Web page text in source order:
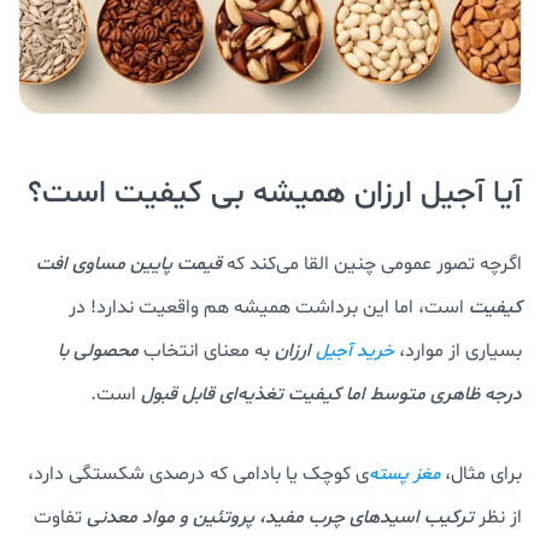
آیا آجیل ارزان همیشه بی کیفیت است؟
اگرچه تصور عمومی چنین القا می‌کند کهقیمت پایین مساوی افت
کیفیت است، اما این برداشت همیشه هم واقعیت ندارد! در
بسیاری از موارد، خرید آجیلارزانبه معنای انتخابمحصولی با
درجه ظاهری متوسط اما کیفیت تغذیه‌ای قابل قبول است.
برای مثال،مغز پسته‌‌ی کوچک یا بادامی که درصدی شکستگی دارد،
از نظرترکیب اسیدهای چرب مفید، پروتئین و مواد معدنی تفاوت